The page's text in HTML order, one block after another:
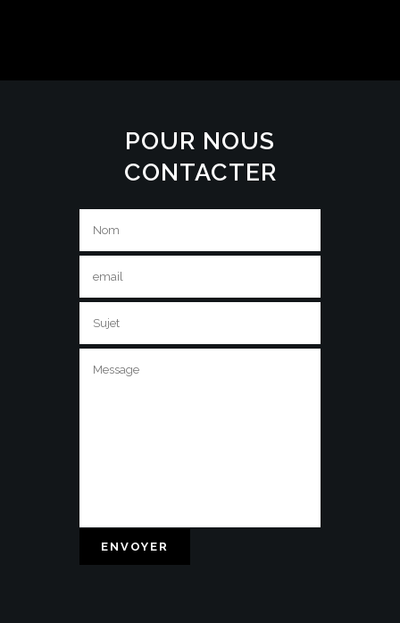
POUR NOUS
CONTACTER